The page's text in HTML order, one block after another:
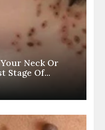
Neck Or
Stage Of...